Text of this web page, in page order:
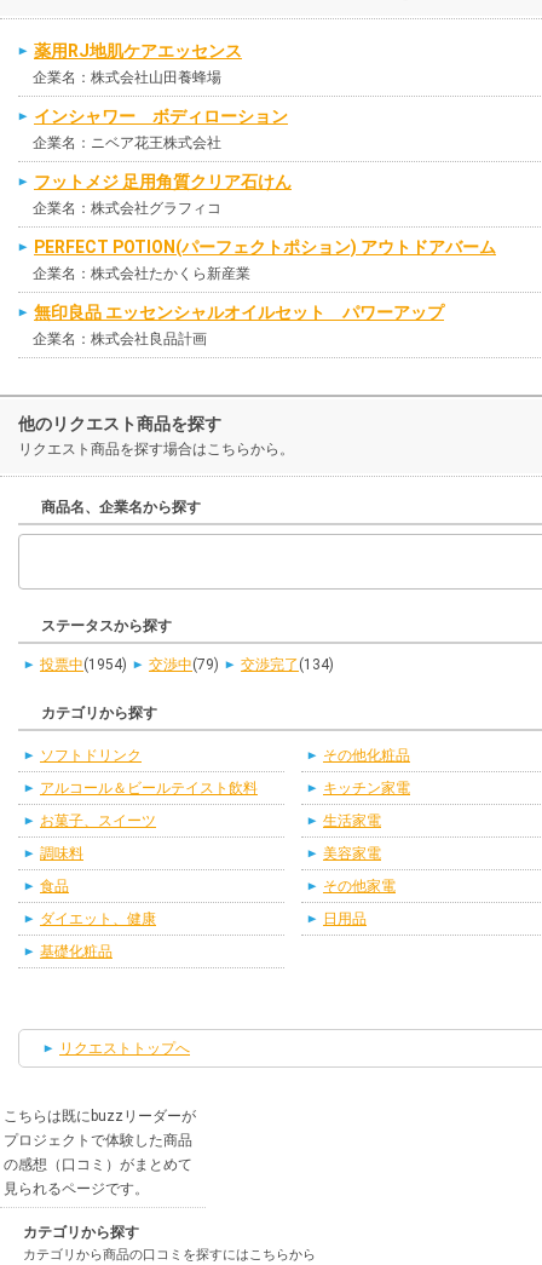
薬用RJ地肌ケアエッセンス
企業名：株式会社山田養蜂場
インシャワー ボディローション
企業名：ニベア花王株式会社
フットメジ 足用角質クリア石けん
企業名：株式会社グラフィコ
PERFECT POTION(パーフェクトポション) アウトドアバーム
企業名：株式会社たかくら新産業
無印良品 エッセンシャルオイルセット パワーアップ
企業名：株式会社良品計画
他のリクエスト商品を探す
リクエスト商品を探す場合はこちらから。
商品名、企業名から探す
ステータスから探す
投票中(1954) 交渉中(79) 交渉完了 (134)
カテゴリから探す
ソフトドリンク
アルコール＆ビールテイスト飲料
お菓子、スイーツ
調味料
食品
ダイエット、健康
基礎化粧品
その他化粧品
キッチン家電
生活家電
美容家電
その他家電
日用品
リクエストトップへ
こちらは既にbuzzリーダーが
プロジェクトで体験した商品
の感想（口コミ）がまとめて
見られるページです。
カテゴリから探す
カテゴリから商品の口コミを探すにはこちらから